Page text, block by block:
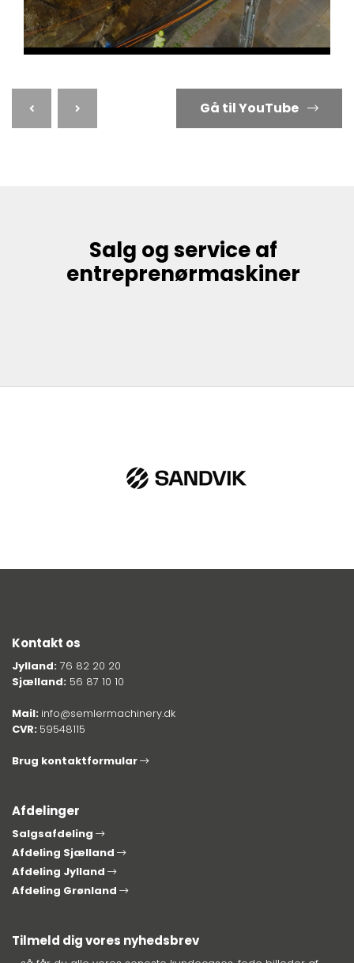
Gå til YouTube
Salg og service af
entreprenørmaskiner
Kontakt os
Jylland: 76 82 20 20
Sjælland: 56 87 10 10
Mail: info@semlermachinery.dk
CVR: 59548115
Brug kontaktformular
Afdelinger
Salgsafdeling
Afdeling Sjælland
Afdeling Jylland
Afdeling Grønland
Tilmeld dig vores nyhedsbrev